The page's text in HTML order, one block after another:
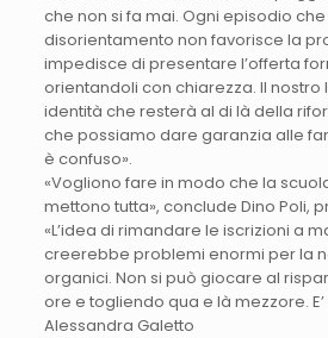
che non si fa mai. Ogni episodio
disorientamento non favorisce la
impedisce di presentare l’offerta
orientandoli con chiarezza. Il nostro
identità che resterà al di là della
che possiamo dare garanzia alle
è confuso».
«Vogliono fare in modo che la
mettono tutta», conclude Dino Poli,
«L’idea di rimandare le iscrizioni a
creerebbe problemi enormi per la
organici. Non si può giocare al
ore e togliendo qua e là mezzore.
Alessandra Galetto